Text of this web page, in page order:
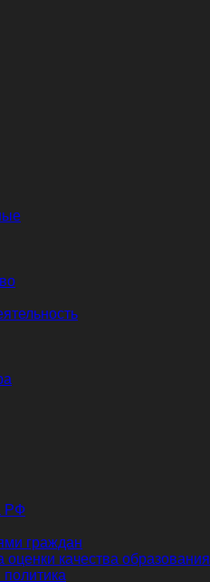
РФ
граждан
оценки качества образования